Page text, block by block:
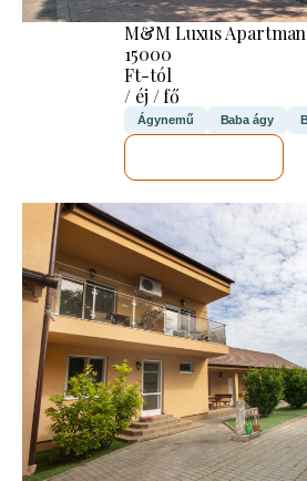
M&M Luxus Apartman
15000
Ft-tól
/ éj / fő
Ágynemű Baba ágy